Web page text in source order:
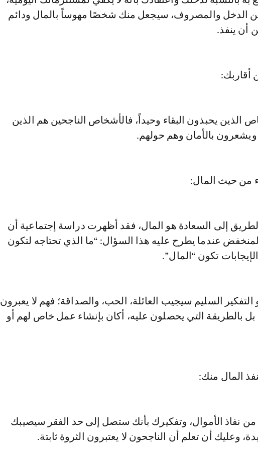
الدخل والمصروف، سيجعل منك شخصًا مهوساً بالمال ودائم
أن ينفذ.
الذين يحبذون البقاء وحيداً، فالأشخاص الناجحين هم الذين
ويشعرون بالأمان وهم حولهم.
إلى السعادة هو المال، فقد أظهرت دراسة إجتماعية أن
عندما يطرح عليه هذا السؤال: “ما الذي تحتاجه لتكون
تكون “المال”.
السليم سيجيب العائلة، الحب، والصداقة؛ فهم لا يعبرون
بالطريقة التي يحصلون عليه، أكان بإنشاء عمل خاص لهم أو
نفاذ الأموال، وتفكيرك بأنك ستصل إلى حد الفقر سيصيبك
وعليك أن تعلم أن الناجحون لا يعتبرون الثروة ثابتة.